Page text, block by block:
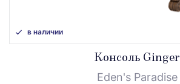
в наличии
Консоль Ginger
Eden's Paradise